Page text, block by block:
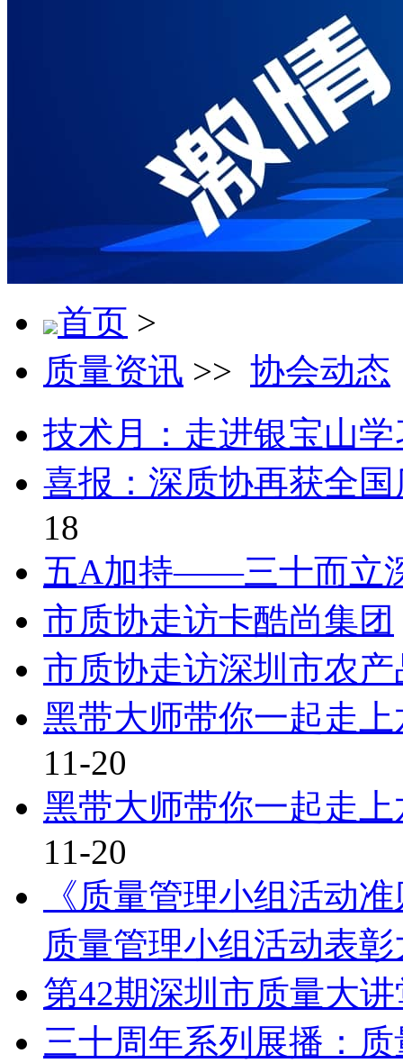
首页 >
质量资讯 >> 协会动态
技术月：走进银宝山
喜报：深质协再获全
18
五A加持——三十而立
市质协走访卡酷尚集团
市质协走访深圳市农
黑带大师带你一起走
11-20
黑带大师带你一起走
11-20
《质量管理小组活动
质量管理小组活动表
第42期深圳市质量大
三十周年系列展播：